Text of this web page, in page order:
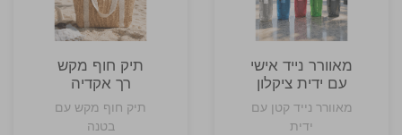
מאוורר נייד אישי
עם ידית ציקלון
מאוורר נייד קטן עם
ידית
תיק חוף מקש
רך אקדיה
תיק חוף מקש עם
בטנה